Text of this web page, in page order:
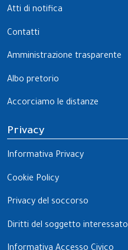
Atti di notifica
Contatti
Amministrazione trasparente
Albo pretorio
Accorciamo le distanze
Privacy
Informativa Privacy
Cookie Policy
Privacy del soccorso
Diritti del soggetto interessato